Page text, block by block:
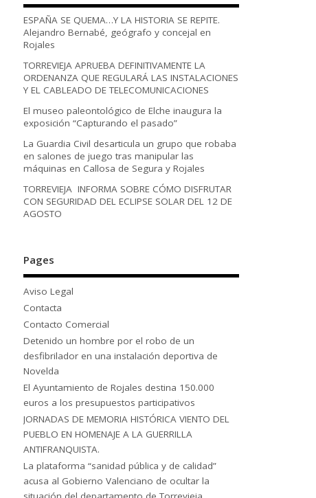
ESPAÑA SE QUEMA…Y LA HISTORIA SE REPITE.
Alejandro Bernabé, geógrafo y concejal en
Rojales
TORREVIEJA APRUEBA DEFINITIVAMENTE LA
ORDENANZA QUE REGULARÁ LAS INSTALACIONES
Y EL CABLEADO DE TELECOMUNICACIONES
El museo paleontológico de Elche inaugura la
exposición “Capturando el pasado”
La Guardia Civil desarticula un grupo que robaba
en salones de juego tras manipular las
máquinas en Callosa de Segura y Rojales
TORREVIEJA INFORMA SOBRE CÓMO DISFRUTAR
CON SEGURIDAD DEL ECLIPSE SOLAR DEL 12 DE
AGOSTO
Pages
Aviso Legal
Contacta
Contacto Comercial
Detenido un hombre por el robo de un
desfibrilador en una instalación deportiva de
Novelda
El Ayuntamiento de Rojales destina 150.000
euros a los presupuestos participativos
JORNADAS DE MEMORIA HISTÓRICA VIENTO DEL
PUEBLO EN HOMENAJE A LA GUERRILLA
ANTIFRANQUISTA.
La plataforma “sanidad pública y de calidad”
acusa al Gobierno Valenciano de ocultar la